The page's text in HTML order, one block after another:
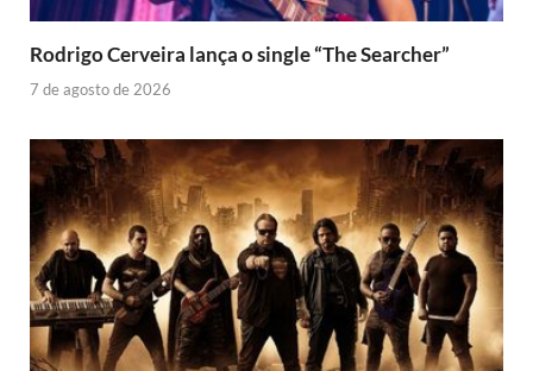
Rodrigo Cerveira lança o single “The Searcher”
7 de agosto de 2026